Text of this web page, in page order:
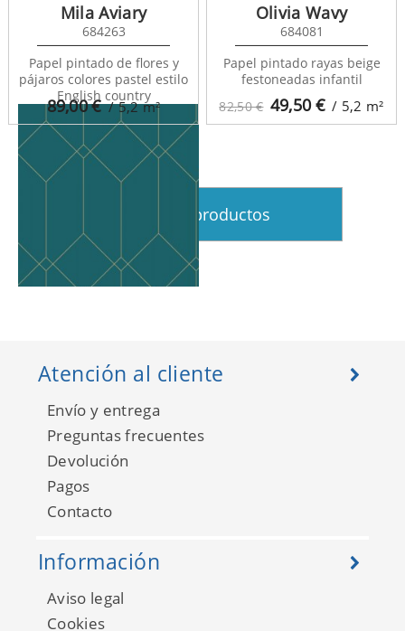
Art Deco 139223
Art Deco 139225
89,00€ / 5,2m²
Mila Aviary
684263
Papel pintado de flores y
pájaros colores pastel estilo
English country
82,50 € 49,50€ / 5,2 m²
Olivia Wavy
684081
Papel pintado rayas beige
festoneadas infantil
Ver más productos
Atención al cliente
Envío y entrega
Preguntas frecuentes
Devolución
Pagos
Contacto
Información
Aviso legal
Cookies